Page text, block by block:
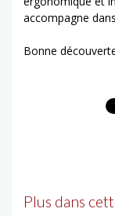
accompagne
Bonne
Plus dans